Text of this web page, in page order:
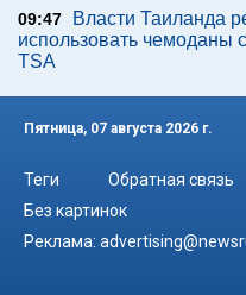
09:47
Власти Таиланда
использовать чемоданы
TSA
Пятница, 07 августа 2026 г.
Теги Обратная связь
Без картинок
Реклама: